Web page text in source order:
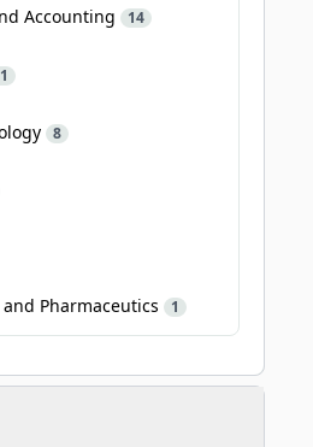
Accounting 14
8
Pharmaceutics 1